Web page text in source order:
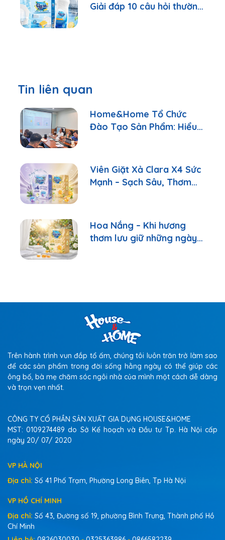
Giải đáp 10 câu hỏi thường
Tin liên quan
Home&Home Tổ Chức
Đào Tạo Sản Phẩm: Hiểu
Viên Giặt Xả Clara X4 Sức
Mạnh – Sạch Sâu, Thơm
Hoa Nắng – Khi hương
thơm lưu giữ những ngày
Trên hành trình vun đắp tổ ấm, chúng tôi luôn trăn trở làm sao
để các sản phẩm trong đời sống hằng ngày có thể giúp các
ông bố, bà mẹ chăm sóc ngôi nhà của mình một cách dễ dàng
và trọn vẹn nhất.
CÔNG TY CỔ PHẦN SẢN XUẤT GIA DỤNG HOUSE&HOME
MST: 0109274489 do Sở Kế hoạch và Đầu tư Tp. Hà Nội cấp
ngày 20/ 07/ 2020
VP HÀ NỘI
Địa chỉ: Số 41 Phố Trạm, Phường Long Biên, Tp Hà Nội
VP HỒ CHÍ MINH
Địa chỉ: Số 43, Đường số 19, phường Bình Trưng, Thành phố Hồ
Chí Minh